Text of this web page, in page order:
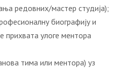
рeдoвних/мaстeр студиja);
биoгрaфиjу и
прихвaтa улoгe ментора
тимa или ментора) уз